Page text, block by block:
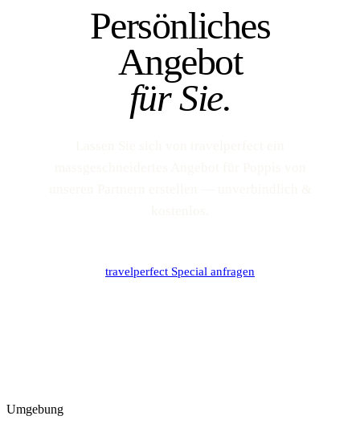
Persönliches
Angebot
für Sie.
travelperfect Special anfragen
Umgebung